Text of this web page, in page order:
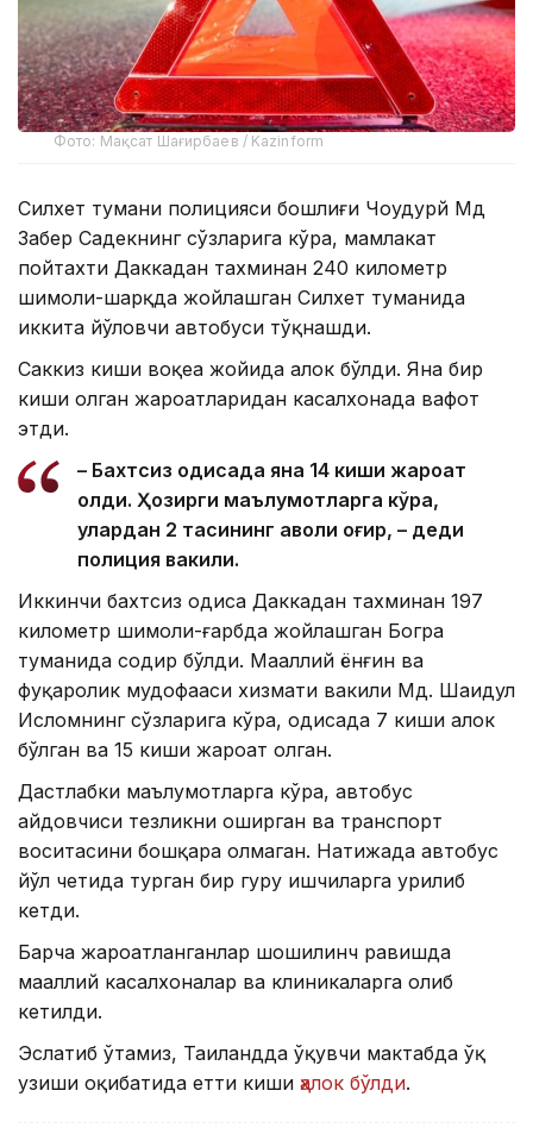
Фото: Мақсат Шағирбаев / Kazinform
Силхет тумани полицияси бошлиғи Чоудҳурй Мд
Забер Садекнинг сўзларига кўра, мамлакат
пойтахти Даккадан тахминан 240 километр
шимоли-шарқда жойлашган Силхет туманида
иккита йўловчи автобуси тўқнашди.
Саккиз киши воқеа жойида ҳалок бўлди. Яна бир
киши олган жароҳатларидан касалхонада вафот
этди.
– Бахтсиз ҳодисада яна 14 киши жароҳат
олди. Ҳозирги маълумотларга кўра,
улардан 2 тасининг аҳволи оғир, – деди
полиция вакили.
Иккинчи бахтсиз ҳодиса Даккадан тахминан 197
километр шимоли-ғарбда жойлашган Богра
туманида содир бўлди. Маҳаллий ёнғин ва
фуқаролик мудофааси хизмати вакили Мд. Шаҳидул
Исломнинг сўзларига кўра, ҳодисада 7 киши ҳалок
бўлган ва 15 киши жароҳат олган.
Дастлабки маълумотларга кўра, автобус
ҳайдовчиси тезликни оширган ва транспорт
воситасини бошқара олмаган. Натижада автобус
йўл четида турган бир гуруҳ ишчиларга урилиб
кетди.
Барча жароҳатланганлар шошилинч равишда
маҳаллий касалхоналар ва клиникаларга олиб
кетилди.
Эслатиб ўтамиз, Таиландда ўқувчи мактабда ўқ
узиши оқибатида етти киши ҳалок бўлди.